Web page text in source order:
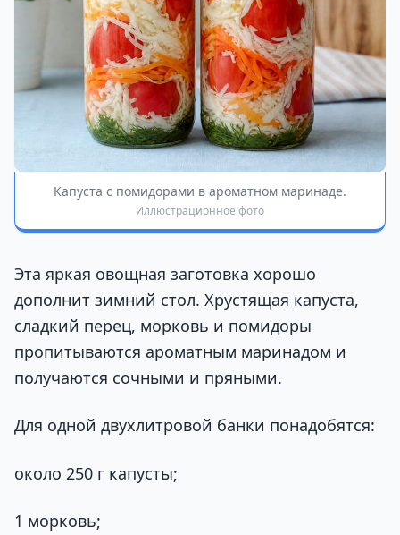
Капуста с помидорами в ароматном маринаде.
Иллюстрационное фото
Эта яркая овощная заготовка хорошо
дополнит зимний стол. Хрустящая капуста,
сладкий перец, морковь и помидоры
пропитываются ароматным маринадом и
получаются сочными и пряными.
Для одной двухлитровой банки понадобятся:
около 250 г капусты;
1 морковь;